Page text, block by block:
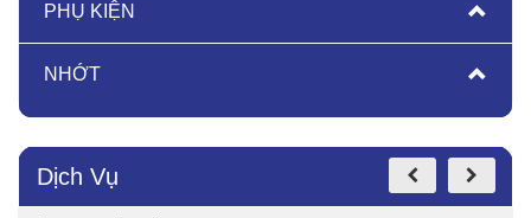
PHỤ KIỆN
NHỚT
Dịch Vụ